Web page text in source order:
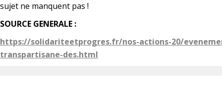
sujet ne manquent pas !
SOURCE GENERALE :
https://solidariteetprogres.fr/nos-actions-20/
transpartisane-des.html